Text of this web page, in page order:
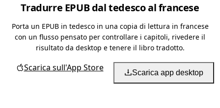
Tradurre EPUB dal tedesco al francese
Porta un EPUB in tedesco in una copia di lettura in francese
con un flusso pensato per controllare i capitoli, rivedere il
risultato da desktop e tenere il libro tradotto.
Scarica sull'App Store Scarica app desktop